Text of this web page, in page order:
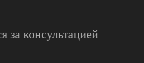
за консультацией